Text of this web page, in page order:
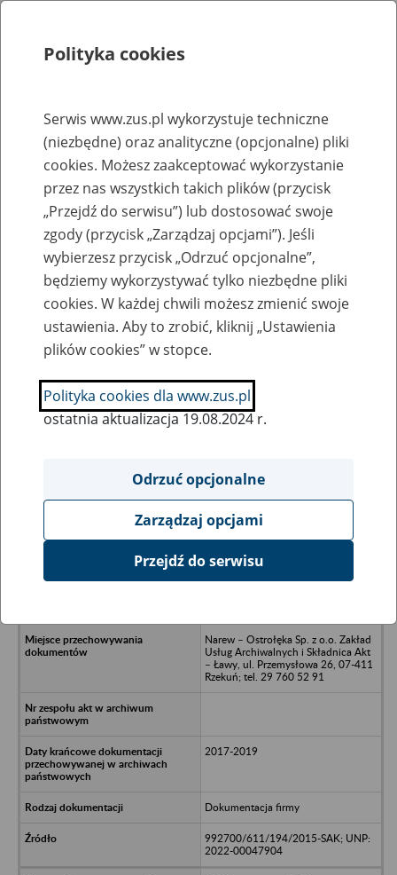
Rejestry, ewidencje i archiwa
Baza zlikwidowanych lub
przekształconych zakładów pracy
Nazwa zakładu pracy:
SZUKAJ
Ukryj wszystkie pozycje bazy
Oldar Spółka z o.o. w upadłości -
Narew – Ostrołęka Sp. z o.o. Zakład
Usług Archiwalnych i Składnica Akt
– Ławy, ul. Przemysłowa 26, 07-411
Rzekuń; tel. 29 760 52 91
2017-2019
Dokumentacja firmy
992700/611/194/2015-SAK; UNP:
2022-00047904
Polityka cookies
Serwis www.zus.pl wykorzystuje techniczne
(niezbędne) oraz analityczne (opcjonalne) pliki
cookies. Możesz zaakceptować wykorzystanie
przez nas wszystkich takich plików (przycisk
„Przejdź do serwisu”) lub dostosować swoje
zgody (przycisk „Zarządzaj opcjami”). Jeśli
wybierzesz przycisk „Odrzuć opcjonalne”,
będziemy wykorzystywać tylko niezbędne pliki
cookies. W każdej chwili możesz zmienić swoje
ustawienia. Aby to zrobić, kliknij „Ustawienia
plików cookies” w stopce.
Polityka cookies dla www.zus.pl
ostatnia aktualizacja 19.08.2024 r.
Odrzuć opcjonalne
Zarządzaj opcjami
Przejdź do serwisu